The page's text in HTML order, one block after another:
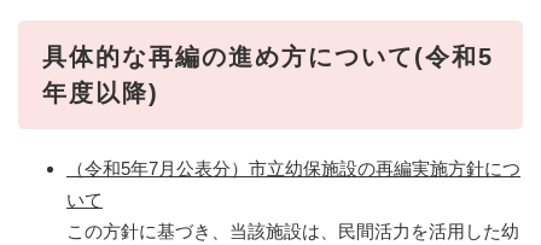
具体的な再編の進め方について(令和5
年度以降)
（令和5年7月公表分）市立幼保施設の再編実施方針につ
いて
この方針に基づき、当該施設は、民間活力を活用した幼